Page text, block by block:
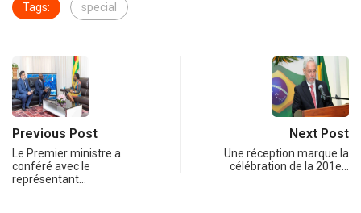
Tags: special
Previous Post
Le Premier ministre a
conféré avec le
représentant…
Next Post
Une réception marque la
célébration de la 201e…